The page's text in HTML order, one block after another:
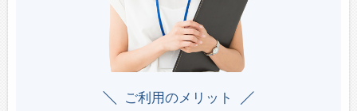
ご利用のメリット